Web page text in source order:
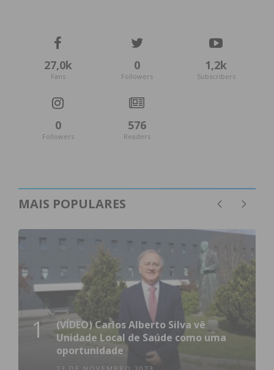
27,0k
Fans
0
Followers
1,2k
Subscribers
0
Followers
576
Readers
MAIS POPULARES
1
(VÍDEO) Carlos Alberto Silva vê
Unidade Local de Saúde como uma
oportunidade